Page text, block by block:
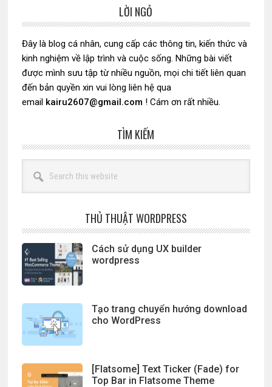
chính
LỜI NGỎ
Đây là blog cá nhân, cung cấp các thông tin, kiến thức và
kinh nghiệm về lập trình và cuộc sống. Những bài viết
được mình sưu tập từ nhiều nguồn, mọi chi tiết liên quan
đến bản quyền xin vui lòng liên hệ qua
email kairu2607@gmail.com ! Cám ơn rất nhiều.
TÌM KIẾM
this
website
THỦ THUẬT WORDPRESS
Cách sử dụng UX builder
wordpress
Tạo trang chuyển hướng download
cho WordPress
[Flatsome] Text Ticker (Fade) for
Top Bar in Flatsome Theme